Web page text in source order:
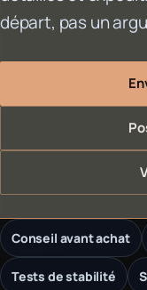
départ, pas un
Conseil avant achat
Tests de stabilité